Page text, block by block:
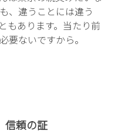
、違うことには違う
もあります。当たり前
要ないですから。
信頼の証